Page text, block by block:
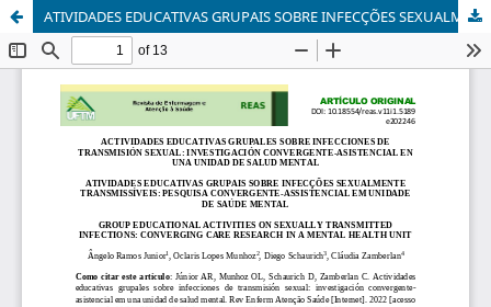
ATIVIDADES EDUCATIVAS GRUPAIS SOBRE INFECÇÕES SEXUALMENTE TRANSMISSÍVEIS: PESQUISA CONVERGENTE-ASSISTENCIAL EM UNIDADE DE SAÚDE MENTAL